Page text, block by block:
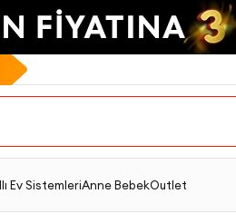
Ev SistemleriAnne BebekOutlet